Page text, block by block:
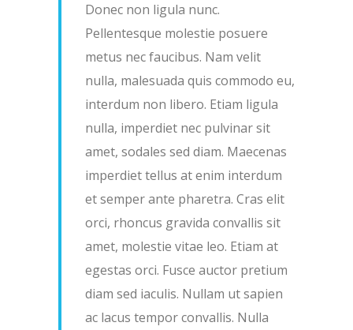
Donec non ligula nunc.
Pellentesque molestie posuere
metus nec faucibus. Nam velit
nulla, malesuada quis commodo eu,
interdum non libero. Etiam ligula
nulla, imperdiet nec pulvinar sit
amet, sodales sed diam. Maecenas
imperdiet tellus at enim interdum
et semper ante pharetra. Cras elit
orci, rhoncus gravida convallis sit
amet, molestie vitae leo. Etiam at
egestas orci. Fusce auctor pretium
diam sed iaculis. Nullam ut sapien
ac lacus tempor convallis. Nulla